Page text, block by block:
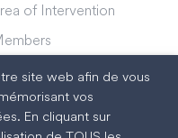
of Intervention
site web afin de vous
vos
En cliquant sur